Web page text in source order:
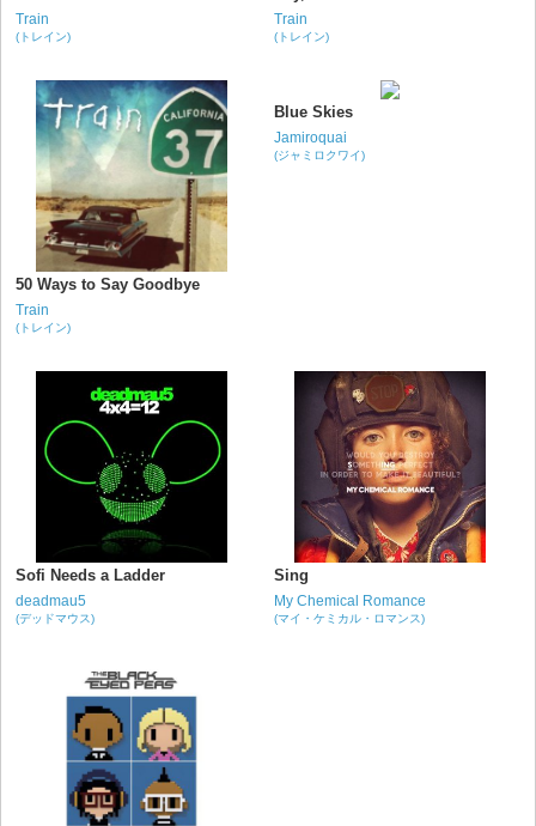
Train
(トレイン)
Train
(トレイン)
50 Ways to Say Goodbye
Train
(トレイン)
Blue Skies
Jamiroquai
(ジャミロクワイ)
Sofi Needs a Ladder
deadmau5
(デッドマウス)
Sing
My Chemical Romance
(マイ・ケミカル・ロマンス)